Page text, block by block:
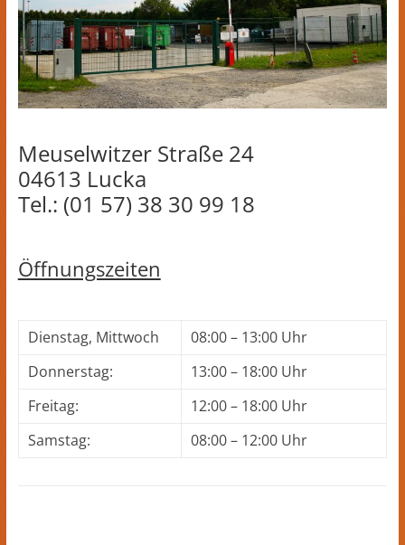
Meuselwitzer Straße 24
04613 Lucka
Tel.: (01 57) 38 30 99 18
Öffnungszeiten
Dienstag, Mittwoch
08:00 – 13:00 Uhr
Donnerstag:
13:00 – 18:00 Uhr
Freitag:
12:00 – 18:00 Uhr
Samstag:
08:00 – 12:00 Uhr